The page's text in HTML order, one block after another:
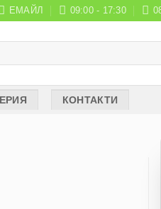
ЕМАЙЛ 09:00 - 17:30
КОНТАКТИ